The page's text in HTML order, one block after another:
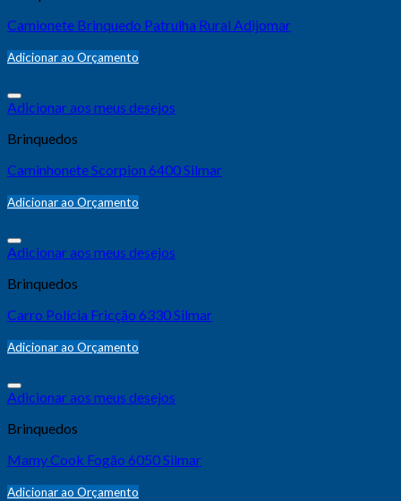
Camionete Brinquedo Patrulha Rural Adijomar
Adicionar ao Orçamento
Adicionar aos meus desejos
Brinquedos
Caminhonete Scorpion 6400 Silmar
Adicionar ao Orçamento
Adicionar aos meus desejos
Brinquedos
Carro Polícia Fricção 6330 Silmar
Adicionar ao Orçamento
Adicionar aos meus desejos
Brinquedos
Mamy Cook Fogão 6050 Silmar
Adicionar ao Orçamento